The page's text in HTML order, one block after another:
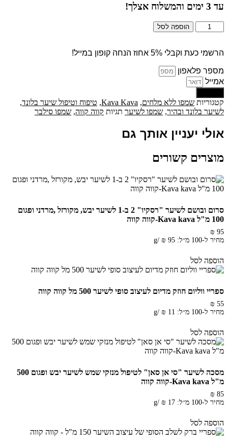
עד 3 ימים והמשלוח אצלך!
כמות
של
סילבר
מלחים
1000
מ"ל
|
Kava
Kava
הוספה לסל
הרשמי כעת וקבלי 5% אחוז הנחה קופון במייל!
מספר פלאפון
אמייל
קטגוריות שמפו ללא מלחים,
Kava Kava
, טיפוח וטיפול שיער בלונד,
לשיער בלונד ובהיר, שמפו לשיער תגיות קווה קווה, שמפו סילבר
אולי יעניין אותך גם
מוצרים קשורים
סרום ובושם לשיער "רסקיו" 2 ב-1 לשיער יבש, מקורזל ,מרדני ופגום
100 מ"ל Kava kava-קווה קווה
₪ 95
מחיר ל-100 מ״ל:
₪ 95
/
g
הוספה לסל
ספריי ווליום חוזק מדיום לעיצוב סופי לשיער 500 מל קווה קווה
₪ 55
מחיר ל-100 מ״ל:
₪ 11
/
g
הוספה לסל
מסכה לשיער "סי אן סאן" לטיפול מנזקי שמש לשיער יבש ופגום 500
מ"ל Kava kava-קווה קווה
₪ 85
מחיר ל-100 מ״ל:
₪ 17
/
g
הוספה לסל